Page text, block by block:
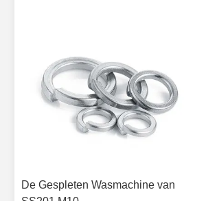
De Gespleten Wasmachine van